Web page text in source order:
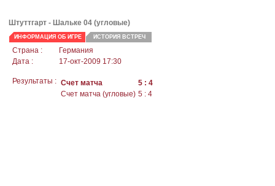
Штуттгарт - Шальке 04 (угловые)
ИНФОРМАЦИЯ ОБ ИГРЕ ИСТОРИЯ ВСТРЕЧ
Страна :
Германия
Дата :
17-окт-2009 17:30
Результаты : Счет матча
5 : 4
Счет матча (угловые) 5 : 4